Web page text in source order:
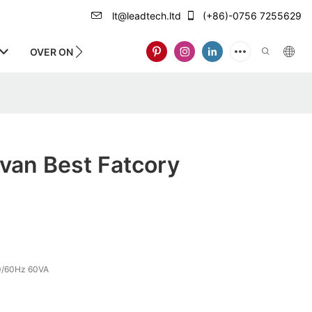
lt@leadtech.ltd (+86)-0756 7255629
OVER ONS
Best Fatcory
60Hz 60VA